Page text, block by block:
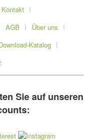
Kontakt
AGB
Über uns
Katalog
Sie auf unseren